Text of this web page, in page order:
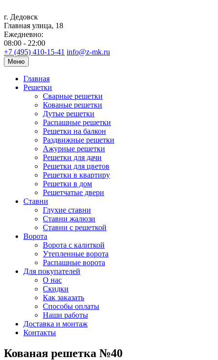
г. Дедовск
Главная улица, 18
Ежедневно:
08:00 - 22:00
+7 (495) 410-15-41 info@z-mk.ru
Меню
Главная
Решетки
Сварные решетки
Кованые решетки
Дутые решетки
Распашные решетки
Решетки на балкон
Раздвижные решетки
Ажурные решетки
Решетки для дачи
Решетки для цветов
Решетки в квартиру
Решетки в дом
Решетчатые двери
Ставни
Глухие ставни
Ставни жалюзи
Ставни с решеткой
Ворота
Ворота с калиткой
Утепленные ворота
Распашные ворота
Для покупателей
О нас
Скидки
Как заказать
Способы оплаты
Наши работы
Доставка и монтаж
Контакты
Кованая решетка №40